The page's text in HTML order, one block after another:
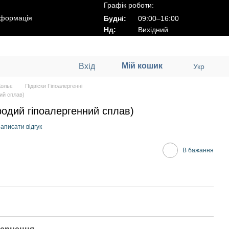
Графік роботи:
Будні:
09:00–16:00
Нд:
Вихідний
Вхід Мій кошик Укр
Підвіски Гіпоалергенні
сплав)
гіпоалергенний сплав)
відгук
В бажання